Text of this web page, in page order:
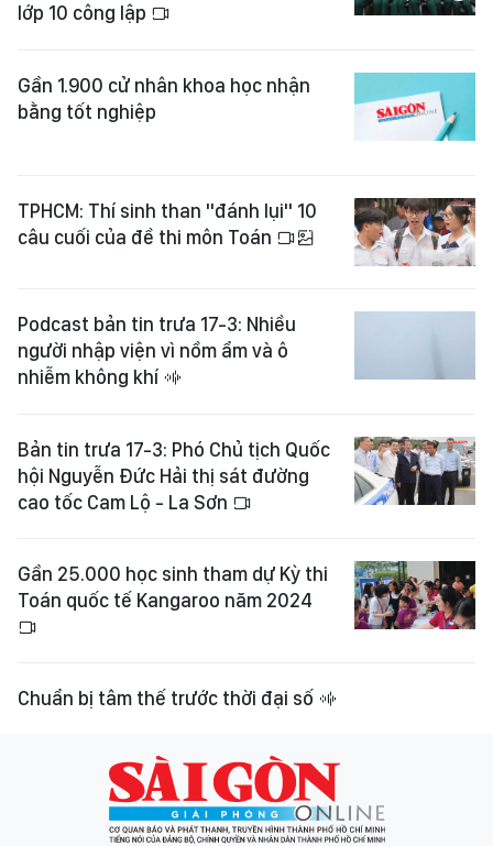
lớp 10 công lập
Gần 1.900 cử nhân khoa học nhận
bằng tốt nghiệp
TPHCM: Thí sinh than "đánh lụi" 10
câu cuối của đề thi môn Toán
Podcast bản tin trưa 17-3: Nhiều
người nhập viện vì nồm ẩm và ô
nhiễm không khí
Bản tin trưa 17-3: Phó Chủ tịch Quốc
hội Nguyễn Đức Hải thị sát đường
cao tốc Cam Lộ - La Sơn
Gần 25.000 học sinh tham dự Kỳ thi
Toán quốc tế Kangaroo năm 2024
Chuẩn bị tâm thế trước thời đại số